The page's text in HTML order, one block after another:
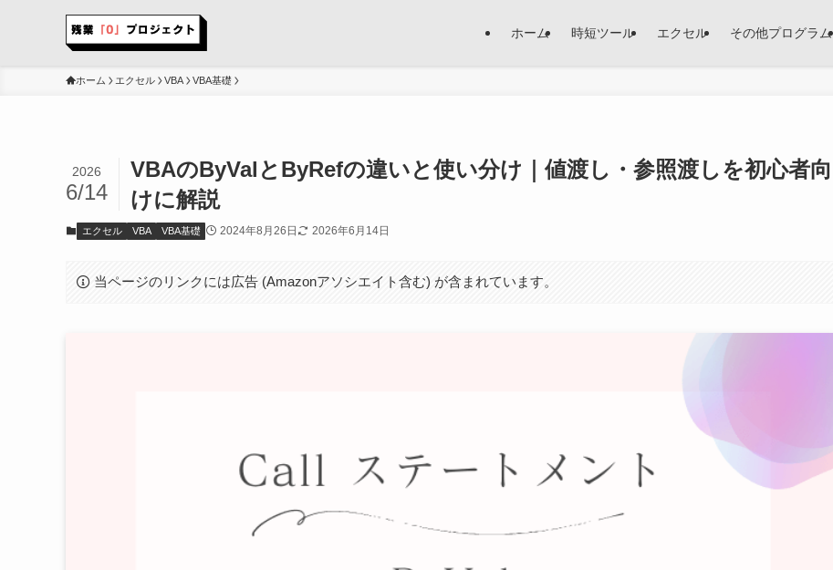
ホーム 時短ツール エクセル その他プログラム
ホーム エクセル VBA VBA基礎
VBAのByValとByRefの違いと使い分け｜値渡し・参照渡しを初心者向
けに解説
2026
6/14
エクセル VBA VBA基礎 2024年8月26日 2026年6月14日
当ページのリンクには広告 (Amazonアソシエイト含む) が含まれています。